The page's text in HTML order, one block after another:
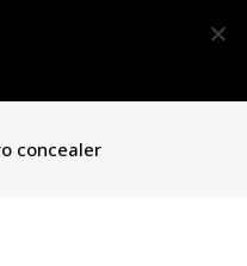
concealer